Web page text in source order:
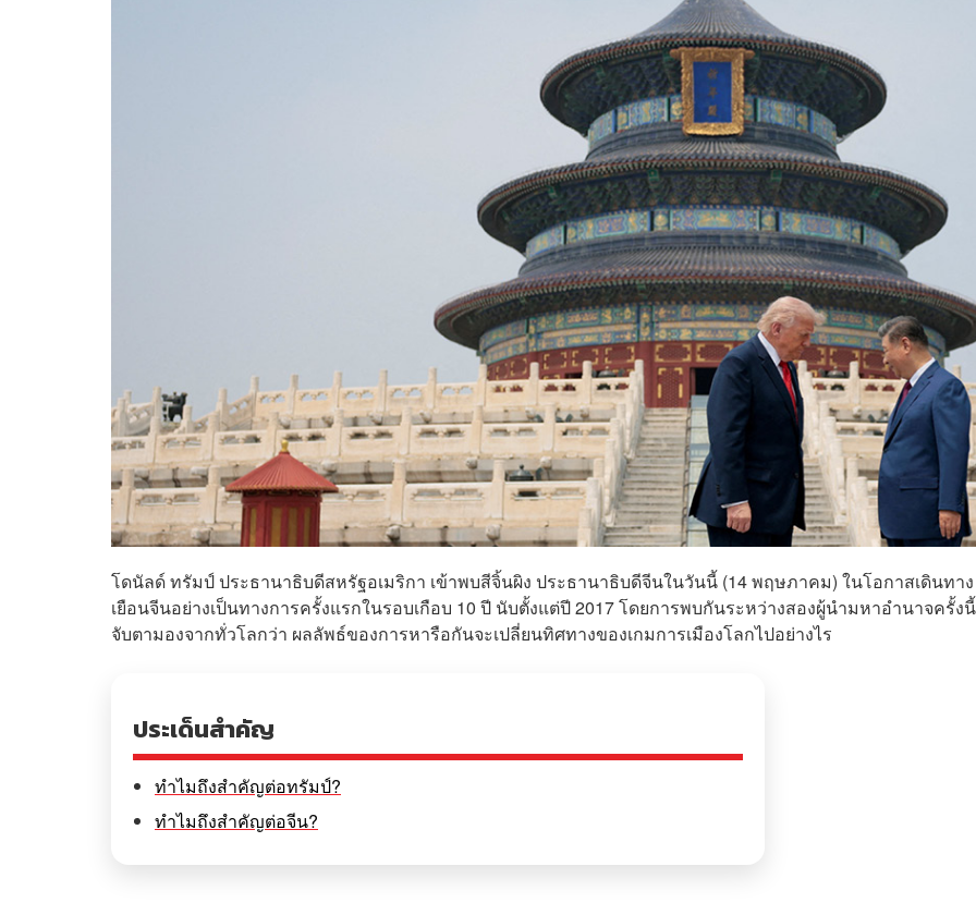
โดนัลด์ ทรัมป์ ประธานาธิบดีสหรัฐอเมริกา เข้าพบสีจิ้นผิง ประธานาธิบดีจีนในวันนี้ (14 พฤษภาคม) ในโอกาสเดินทาง
เยือนจีนอย่างเป็นทางการครั้งแรกในรอบเกือบ 10 ปี นับตั้งแต่ปี 2017 โดยการพบกันระหว่างสองผู้นำมหาอำนาจครั้ง
จับตามองจากทั่วโลกว่า ผลลัพธ์ของการหารือกันจะเปลี่ยนทิศทางของเกมการเมืองโลกไปอย่างไร
ประเด็นสำคัญ
ทำไมถึงสำคัญต่อทรัมป์?
ทำไมถึงสำคัญต่อจีน?